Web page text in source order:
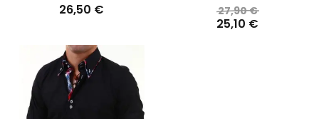
26,50 € 27,90 €
25,10 €